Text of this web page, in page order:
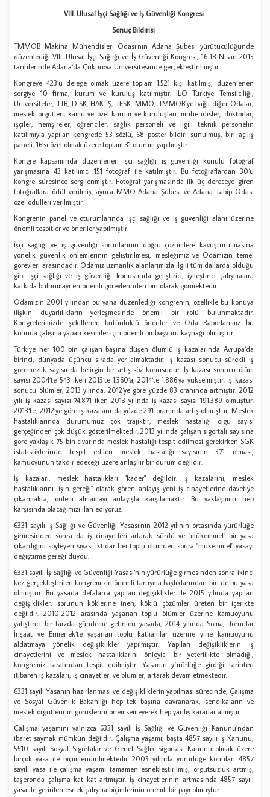
VIII. Ulusal İşçi Sağlığı ve İş Güvenliği Kongresi
Sonuç Bildirisi
TMMOB Makina Mühendisleri Odası‘nın Adana Şubesi yürütücülüğünde
düzenlediği VIII. Ulusal İşçi Sağlığı ve İş Güvenliği Kongresi, 16-18 Nisan 2015
tarihlerinde Adana‘da Çukurova Üniversitesinde gerçekleştirilmiştir.
Kongreye 423‘ü delege olmak üzere toplam 1.521 kişi katılmış, düzenlenen
sergiye 10 firma, kurum ve kuruluş katılmıştır. ILO Türkiye Temsilciliği,
Üniversiteler, TTB, DİSK, HAK-İŞ, TESK, MMO, TMMOB`ye bağlı diğer Odalar,
meslek örgütleri, kamu ve özel kurum ve kuruluşları, mühendisler, doktorlar,
işçiler, hemşireler, öğrenciler, sağlık personeli ve ilgili teknik personelin
katılımıyla yapılan kongrede 53 sözlü, 68 poster bildiri sunulmuş, biri açılış
paneli, 16‘sı özel olmak üzere toplam 31 oturum yapılmıştır.
Kongre kapsamında düzenlenen işçi sağlığı iş güvenliği konulu fotoğraf
yarışmasına 43 katılımcı 151 fotoğraf ile katılmıştır. Bu fotoğraflardan 30‘u
kongre süresince sergilenmiştir. Fotoğraf yarışmasında ilk üç dereceye giren
fotoğraflara ödül verilmiş, ayrıca MMO Adana Şubesi ve Adana Tabip Odası
özel ödülleri verilmiştir.
Kongrenin panel ve oturumlarında işçi sağlığı ve iş güvenliği alanı üzerine
önemli tespitler ve öneriler yapılmıştır.
İşçi sağlığı ve iş güvenliği sorunlarının doğru çözümlere kavuşturulmasına
yönelik güvenlik önlemlerinin geliştirilmesi, mesleğimiz ve Odamızın temel
görevleri arasındadır. Odamız uzmanlık alanlarımızla ilgili tüm dallarda olduğu
gibi işçi sağlığı ve iş güvenliği konusunda geliştirici, iyileştirici çalışmalara
katkıda bulunmayı en önemli görevlerinden biri olarak görmektedir.
Odamızın 2001 yılından bu yana düzenlediği kongrenin, özellikle bu konuya
ilişkin duyarlılıkların yerleşmesinde önemli bir rolü bulunmaktadır.
Kongrelerimizde şekillenen bütünlüklü öneriler ve Oda Raporlarımız bu
konuda çalışma yapan kesimler için önemli bir başvuru kaynağı olmuştur.
Türkiye her 100 bin çalışan başına düşen ölümlü iş kazalarında Avrupa‘da
birinci, dünyada üçüncü sırada yer almaktadır. İş kazası sonucu sürekli iş
göremezlik sayısında belirgin bir artış söz konusudur. İş kazası sonucu ölüm
sayısı 2004‘te 543 iken 2013‘te 1.360‘a, 2014‘te 1.886‘ya yükselmiştir. İş kazası
sonucu ölümler, 2013 yılında, 2012‘ye göre yüzde 83 oranında artmıştır. 2012
yılı iş kazası sayısı 74.871 iken 2013 yılında iş kazası sayısı 191.389 olmuştur.
2013‘te, 2012‘ye göre iş kazalarında yüzde 291 oranında artış olmuştur. Meslek
hastalıklarında durumumuz çok trajiktir, meslek hastalığı olgu sayısı
gerçeğinden çok düşük gösterilmektedir. 2013 yılında çalışan sigortalı sayısına
göre yaklaşık 75 bin civarında meslek hastalığı tespit edilmesi gerekirken SGK
istatistiklerinde tespit edilen meslek hastalığı sayısının 371 olması,
kamuoyunun takdir edeceği üzere anlaşılır bir durum değildir.
İş kazaları, meslek hastalıkları "kader" değildir. İş kazalarını, meslek
hastalıklarını "işin gereği" olarak gören anlayış yeni iş cinayetlerine davetiye
çıkarmakta, önlem almamayı anlayışla karşılamaktır. Bu yaklaşımın hep
karşısında olacağımızı ilan ediyoruz.
6331 sayılı İş Sağlığı ve Güvenliği Yasası‘nın 2012 yılının ortasında yürürlüğe
girmesinden sonra da iş cinayetleri artarak sürdü ve "mükemmel" bir yasa
çıkardığını söyleyen siyası iktidar her toplu ölümden sonra "mükemmel" yasayı
değiştirme gereği duydu.
6331 sayılı İş Sağlığı ve Güvenliği Yasası‘nın yürürlüğe girmesinden sonra ikinci
kez gerçekleştirilen kongremizin önemli tartışma başlıklarından biri de bu yasa
olmuştur. Bu yasada defalarca yapılan değişiklikler ile 2015 yılında yapılan
değişiklikler, sorunun köklerine inen, köklü çözümler üreten bir içerikte
değildir. 2010-2012 arasında yaşanan toplu ölümler üzerine kamuoyunu
yatıştırıcı bir tarzda gündeme getirilen yasada, 2014 yılında Soma, Torunlar
İnşaat ve Ermenek‘te yaşanan toplu katliamlar üzerine yine kamuoyunu
aldatmaya yönelik değişiklikler yapılmıştır. Yapılan değişikliklerin iş
cinayetlerini ve meslek hastalıklarını önleyici bir yeterlilikte olmadığı,
kongremiz tarafından tespit edilmiştir. Yasanın yürürlüğe girdiği tarihten
itibaren iş kazaları, iş cinayetleri ve ölümler, artarak devam etmektedir.
6331 sayılı Yasanın hazırlanması ve değişikliklerin yapılması sürecinde, Çalışma
ve Sosyal Güvenlik Bakanlığı hep tek başına davranarak, sendikaların ve
meslek örgütlerinin görüşlerini önemsemeyerek hep yanlış kararlar almıştır.
Çalışma yaşamını yalnızca 6331 sayılı İş Sağlığı ve Güvenliği Kanunu‘ndan
ibaret saymak mümkün değildir. Çalışma yaşamı, başta 4857 sayılı İş Kanunu,
5510 sayılı Sosyal Sigortalar ve Genel Sağlık Sigortası Kanunu olmak üzere
birçok yasa ile biçimlendirilmektedir. 2003 yılında yürürlüğe konulan 4857
sayılı yasa ile çalışma yaşamı tamamen esnekleştirilmiş, örgütsüzlük artmış,
taşeronda çalışma kat kat artmıştır. İş cinayetlerinin artmasında 4857 sayılı
yasa ile getirilen esnek çalışma biçimlerinin önemli bir payı olmuştur.